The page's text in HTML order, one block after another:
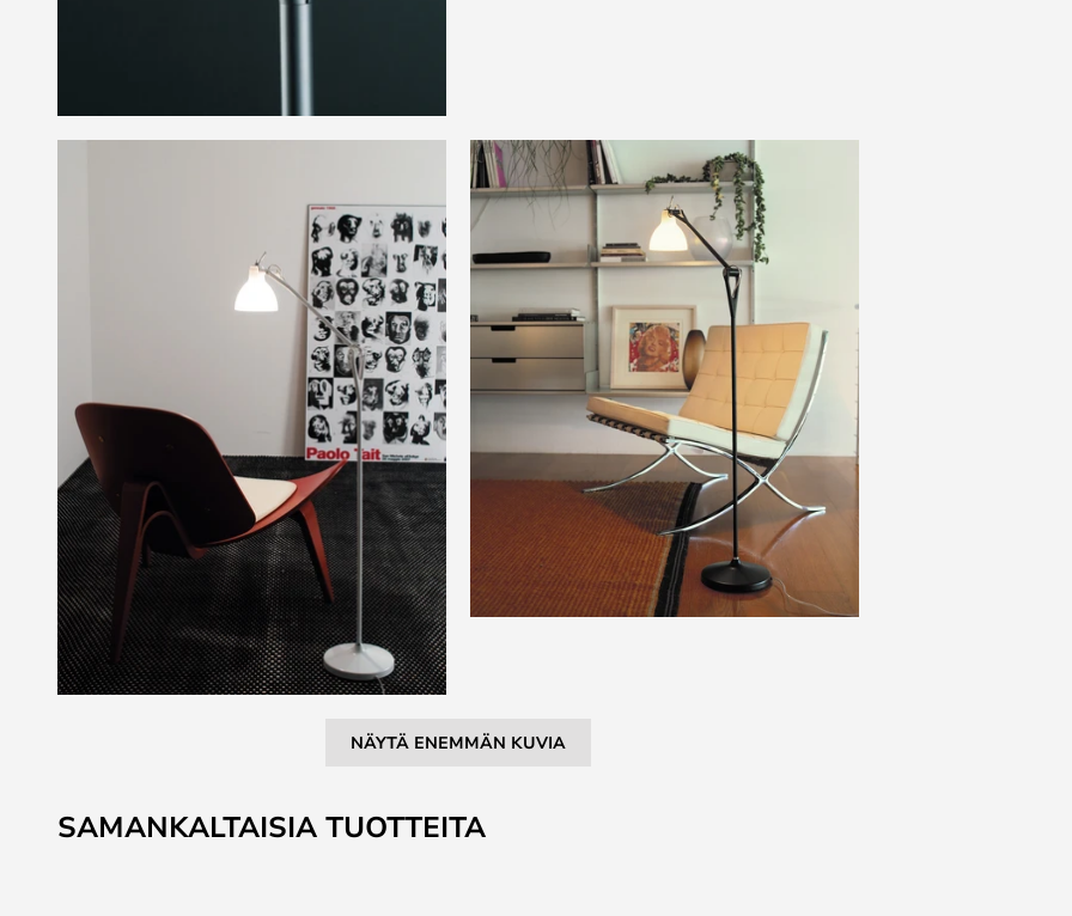
NÄYTÄ ENEMMÄN KUVIA
to
the
SAMANKALTAISIA TUOTTEITA